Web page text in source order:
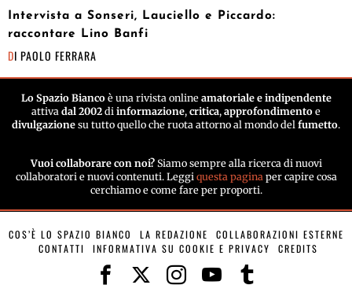
Intervista a Sonseri, Lauciello e Piccardo:
raccontare Lino Banfi
DI PAOLO FERRARA
Lo Spazio Biancoè una rivista online amatoriale e indipendente
attiva dal 2002 di informazione, critica, approfondimento e
divulgazione su tutto quello che ruota attorno al mondo del fumetto.
Vuoi collaborare con noi? Siamo sempre alla ricerca di nuovi
collaboratori e nuovi contenuti. Leggi questa pagina per capire cosa
cerchiamo e come fare per proporti.
COS’È LO SPAZIO BIANCO LA REDAZIONE
COLLABORAZIONI ESTERNE
CONTATTI
INFORMATIVA SU COOKIE E PRIVACY CREDITS